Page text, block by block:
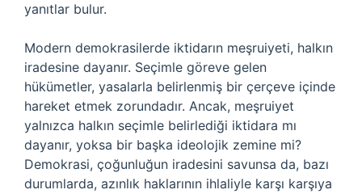
yanıtlar bulur.
Modern demokrasilerde iktidarın meşruiyeti, halkın
iradesine dayanır. Seçimle göreve gelen
hükümetler, yasalarla belirlenmiş bir çerçeve içinde
hareket etmek zorundadır. Ancak, meşruiyet
yalnızca halkın seçimle belirlediği iktidara mı
dayanır, yoksa bir başka ideolojik zemine mi?
Demokrasi, çoğunluğun iradesini savunsa da, bazı
durumlarda, azınlık haklarının ihlaliyle karşı karşıya